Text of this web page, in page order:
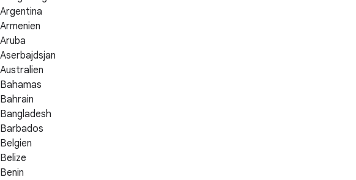
Argentina
Armenien
Aruba
Aserbajdsjan
Australien
Bahamas
Bahrain
Bangladesh
Barbados
Belgien
Belize
Benin